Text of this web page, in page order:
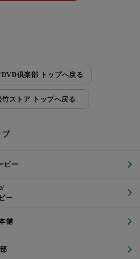
DVD倶楽部 トップへ戻る
竹ストア トップへ戻る
プ
ビー
ー
舗